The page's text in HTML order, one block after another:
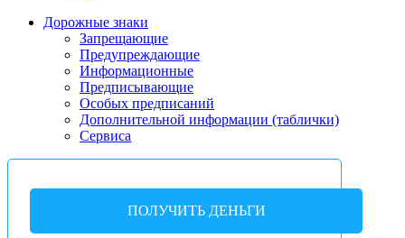
Дорожные знаки
Запрещающие
Предупреждающие
Информационные
Предписывающие
Особых предписаний
Дополнительной информации (таблички)
Сервиса
ПОЛУЧИТЬ ДЕНЬГИ